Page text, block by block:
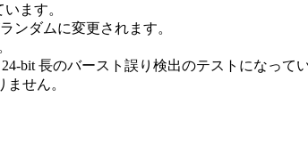
ます。
ンダムに変更されます。
bit 長のバースト誤り検出のテストになってい
せん。